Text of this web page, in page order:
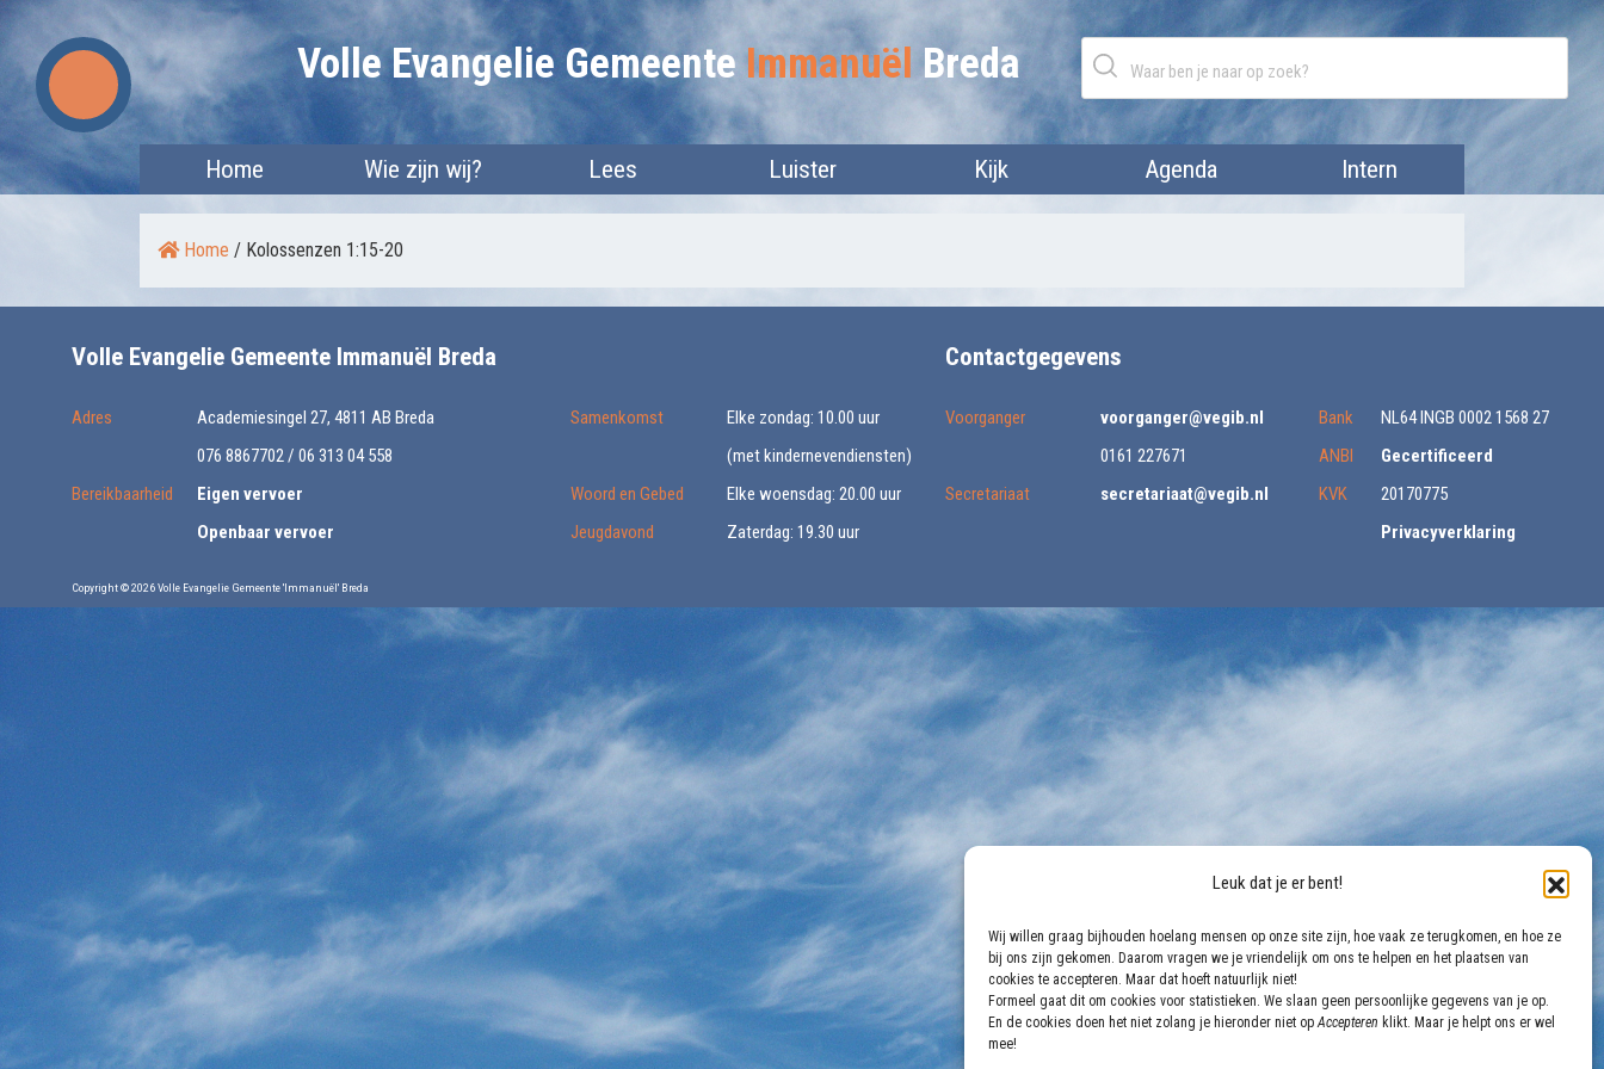
Leuk dat je er bent!
Wij willen graag bijhouden hoelang mensen op onze site zijn, hoe vaak ze terugkomen, en hoe ze
bij ons zijn gekomen. Daarom vragen we je vriendelijk om ons te helpen en het plaatsen van
cookies te accepteren. Maar dat hoeft natuurlijk niet!
Formeel gaat dit om cookies voor statistieken. We slaan geen persoonlijke gegevens van je op.
En de cookies doen het niet zolang je hieronder niet opAccepteren klikt. Maar je helpt ons er wel
mee!
Skip
to
content
Volle Evangelie Gemeente Immanuël Breda
Home Wie zijn wij? Lees Luister Kijk Agenda Intern
Home / Kolossenzen 1:15-20
Volle Evangelie Gemeente Immanuël Breda
Adres
Academiesingel 27, 4811 AB Breda
076 8867702 / 06 313 04 558
Bereikbaarheid
Eigen vervoer
Openbaar vervoer
Samenkomst
Elke zondag: 10.00 uur
(met kindernevendiensten)
Woord en Gebed
Elke woensdag: 20.00 uur
Jeugdavond
Zaterdag: 19.30 uur
Contactgegevens
Voorganger
voorganger@vegib.nl
0161 227671
Secretariaat
secretariaat@vegib.nl
Bank
NL64 INGB 0002 1568 27
ANBI
Gecertificeerd
KVK
20170775
Privacyverklaring
Copyright © 2026 Volle Evangelie Gemeente 'Immanuël' Breda